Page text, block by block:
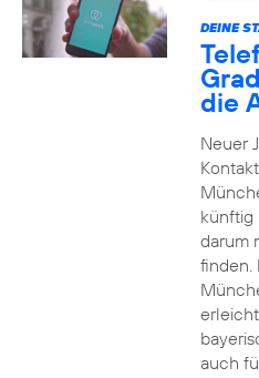
DEINE
die
Neuer
künftig
darum
finden.
auch